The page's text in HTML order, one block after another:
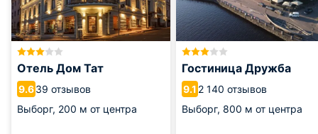
Отель Дом Тат
9.639 отзывов
Выборг, 200 м от центра
Гостиница Дружба
9.1 2 140 отзывов
Выборг, 800 м от центра